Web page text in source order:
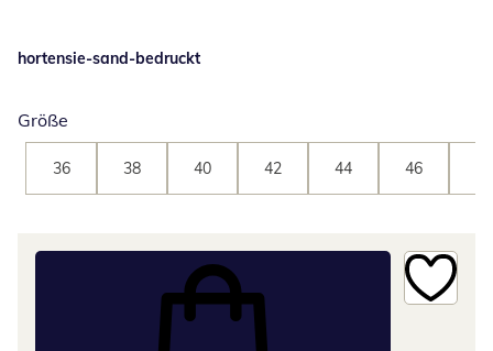
hortensie-sand-bedruckt
Größe
36 38 40 42 44 46